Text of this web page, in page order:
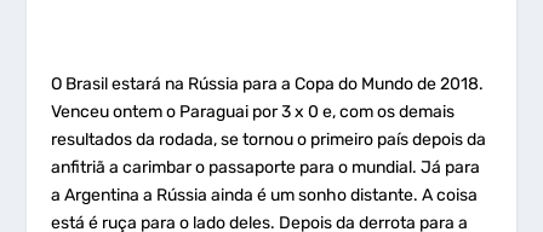
O Brasil estará na Rússia para a Copa do Mundo de 2018.
Venceu ontem o Paraguai por 3 x 0 e, com os demais
resultados da rodada, se tornou o primeiro país depois da
anfitriã a carimbar o passaporte para o mundial. Já para
a Argentina a Rússia ainda é um sonho distante. A coisa
está é ruça para o lado deles. Depois da derrota para a